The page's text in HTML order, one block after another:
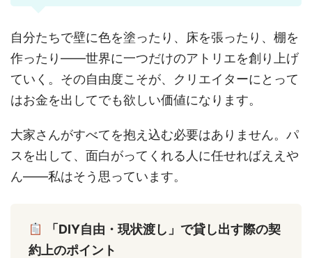
自分たちで壁に色を塗ったり、床を張ったり、棚を
作ったり——世界に一つだけのアトリエを創り上げ
ていく。その自由度こそが、クリエイターにとって
はお金を出してでも欲しい価値になります。
大家さんがすべてを抱え込む必要はありません。パ
スを出して、面白がってくれる人に任せればええや
ん——私はそう思っています。
「DIY自由・現状渡し」で貸し出す際の契
約上のポイント